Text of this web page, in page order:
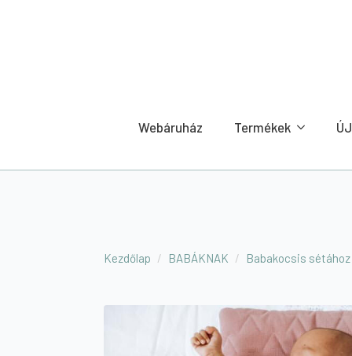
Webáruház Termékek
Kezdőlap BABÁKNAK Babakocsis sétához